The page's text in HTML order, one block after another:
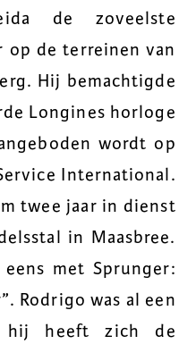
de zoveelste
de terreinen van
Hij bemachtigde
Longines horloge
wordt op
International.
twee jaar in dienst
in Maasbree.
met Sprunger:
Rodrigo was al een
hij heeft zich de